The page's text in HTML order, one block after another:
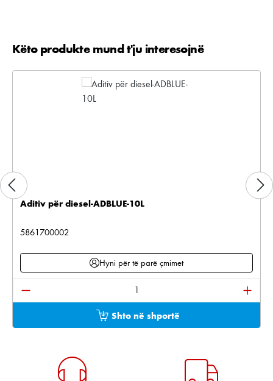
Kalo galerinë e produktit
Këto produkte mund t'ju interesojnë
Aditiv për diesel-ADBLUE-10L
5861700002
Hyni për të parë çmimet
Sasia e produktit: Shkruani sasinë e dëshiruar
Shto në shportë